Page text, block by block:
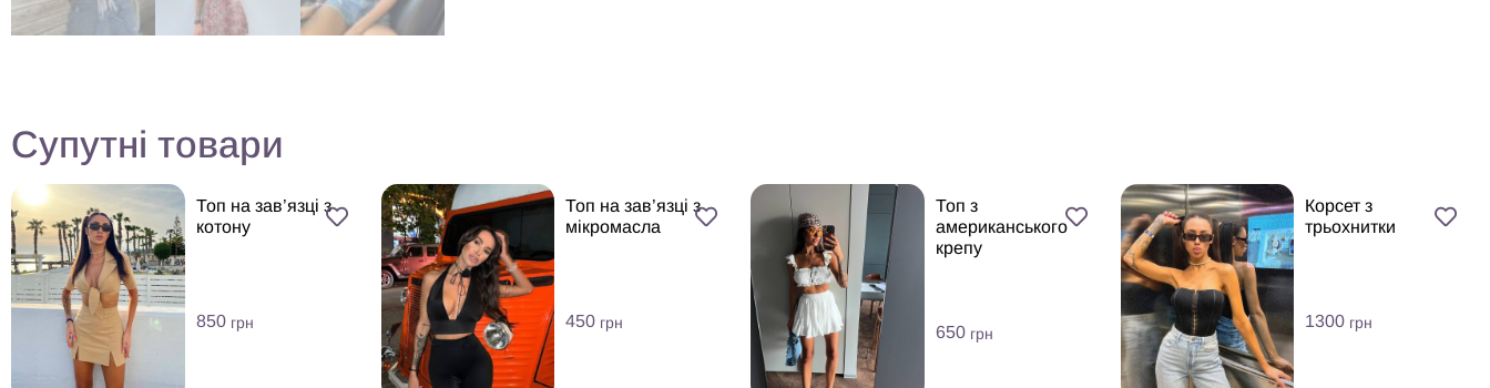
Супутні товари
Топ на зав’язці з
котону
850 грн
Топ на зав’язці з
мікромасла
450 грн
Топ з
американського
крепу
650 грн
Корсет з
трьохнитки
1300 грн